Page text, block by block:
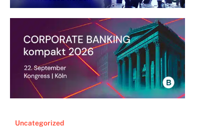
Uncategorized